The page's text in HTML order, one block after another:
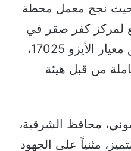
حيث نجح معمل محطة
لمركز كفر صقر في
تجديد اعتماده الدولي وفق معيار الأيزو 17025،
من قبل هيئة
محافظ الشرقية،
مثنياً على الجهود